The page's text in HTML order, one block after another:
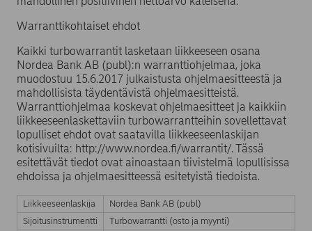
Warranttikohtaiset ehdot
Kaikki turbowarrantit lasketaan liikkeeseen osana
Nordea Bank AB (publ):n warranttiohjelmaa, joka
muodostuu 15.6.2017 julkaistusta ohjelmaesitteestä ja
mahdollisista täydentävistä ohjelmaesitteistä.
Warranttiohjelmaa koskevat ohjelmaesitteet ja kaikkiin
liikkeeseenlaskettaviin turbowarrantteihin sovellettavat
lopulliset ehdot ovat saatavilla liikkeeseenlaskijan
kotisivuilta: http://www.nordea.fi/warrantit/. Tässä
esitettävät tiedot ovat ainoastaan tiivistelmä lopullisissa
ehdoissa ja ohjelmaesitteessä esitetyistä tiedoista.
Liikkeeseenlaskija
Nordea Bank AB (publ)
Sijoitusinstrumentti
Turbowarrantti (osto ja myynti)